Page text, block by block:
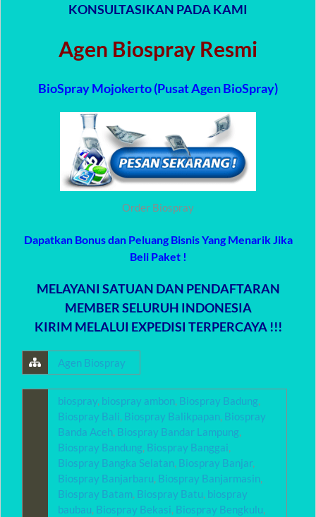
KONSULTASIKAN PADA KAMI
Agen Biospray Resmi
BioSpray Mojokerto (Pusat Agen BioSpray)
Order Biospray
Dapatkan Bonus dan Peluang Bisnis Yang Menarik Jika
Beli Paket !
MELAYANI SATUAN DAN PENDAFTARAN
MEMBER SELURUH INDONESIA
KIRIM MELALUI EXPEDISI TERPERCAYA !!!
Agen Biospray
biospray, biospray ambon, Biospray Badung,
Biospray Bali, Biospray Balikpapan, Biospray
Banda Aceh, Biospray Bandar Lampung,
Biospray Bandung, Biospray Banggai,
Biospray Bangka Selatan, Biospray Banjar,
Biospray Banjarbaru, Biospray Banjarmasin,
Biospray Batam, Biospray Batu, biospray
baubau, Biospray Bekasi, Biospray Bengkulu,